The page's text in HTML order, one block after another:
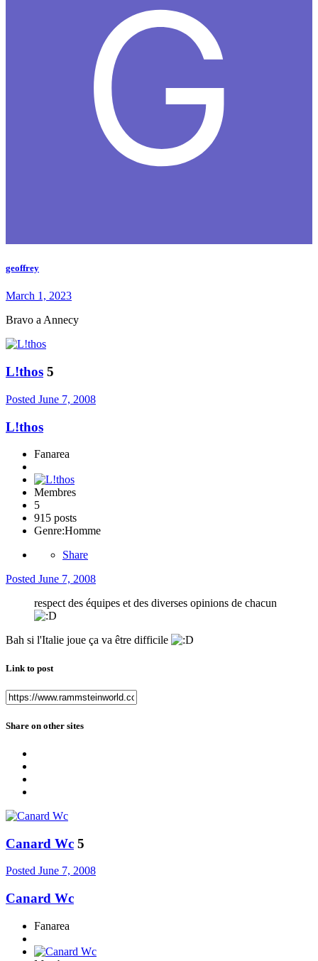
geoffrey
March 1, 2023
Bravo a Annecy
L!thos 5
Posted June 7, 2008
L!thos
Fanarea
Membres
5
915 posts
Genre:Homme
Share
Posted June 7, 2008
respect des équipes et des diverses opinions de chacun
Bah si l'Italie joue ça va être difficile
Link to post
Share on other sites
Canard Wc 5
Posted June 7, 2008
Canard Wc
Fanarea